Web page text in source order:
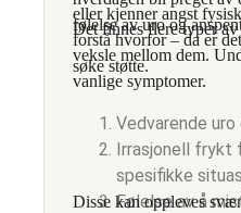
følelse av uro og
eller kjenner angst
forstå hvorfor – da er
søke støtte.
Det finnes flere typer
veksle mellom dem.
vanlige symptomer.
Vedvarende
Irrasjonell frykt
spesifikke
Følelse av å
Disse kan oppleves